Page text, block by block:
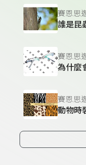
賽恩思
誰是昆
賽恩思
為什麼
賽恩思
動物時